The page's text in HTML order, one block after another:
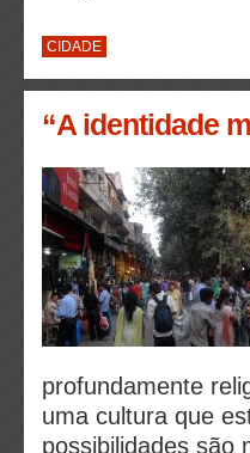
CIDADE
“A identidade
profundamente
uma cultura que
possibilidades são